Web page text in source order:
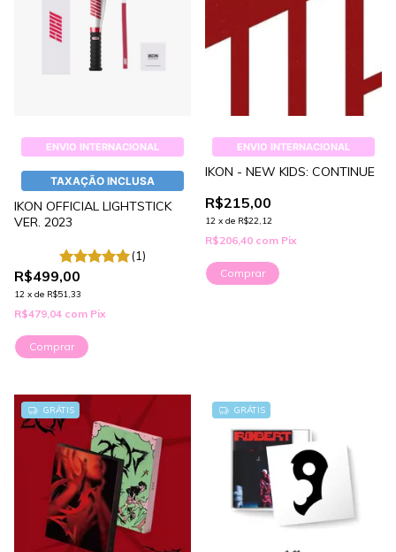
ENVIO INTERNACIONAL
TAXAÇÃO INCLUSA
IKON OFFICIAL LIGHTSTICK
VER. 2023
(1)
R$499,00
12 x de R$51,33
R$479,04 com Pix
Comprar
ENVIO INTERNACIONAL
IKON - NEW KIDS: CONTINUE
R$215,00
12 x de R$22,12
R$206,40 com Pix
Comprar
GRÁTIS GRÁTIS